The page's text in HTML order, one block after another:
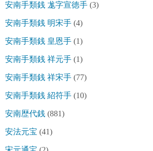
安南手類銭 尨字宣徳手 (3)
安南手類銭 明宋手 (4)
安南手類銭 皇恩手 (1)
安南手類銭 祥元手 (1)
安南手類銭 祥宋手 (77)
安南手類銭 紹符手 (10)
安南歴代銭 (881)
安法元宝 (41)